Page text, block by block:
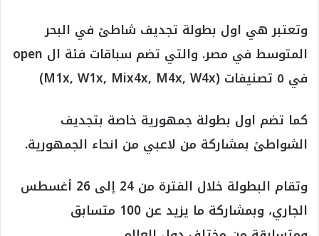
وتعتبر هي اول بطولة تجديف شاطئ في البحر
المتوسط في مصر. والتي تضم سباقات فئة ال open
في ٥ تصنيفات (M1x, W1x, Mix4x, M4x, W4x)
كما تضم اول بطولة جمهورية خاصة بتجديف
الشواطئ بمشاركة من لاعبي من انحاء الجمهورية.
وتقام البطولة خلال الفترة من 24 إلى 26 أغسطس
الجاري، وبمشاركة ما يزيد عن 100 متسابق